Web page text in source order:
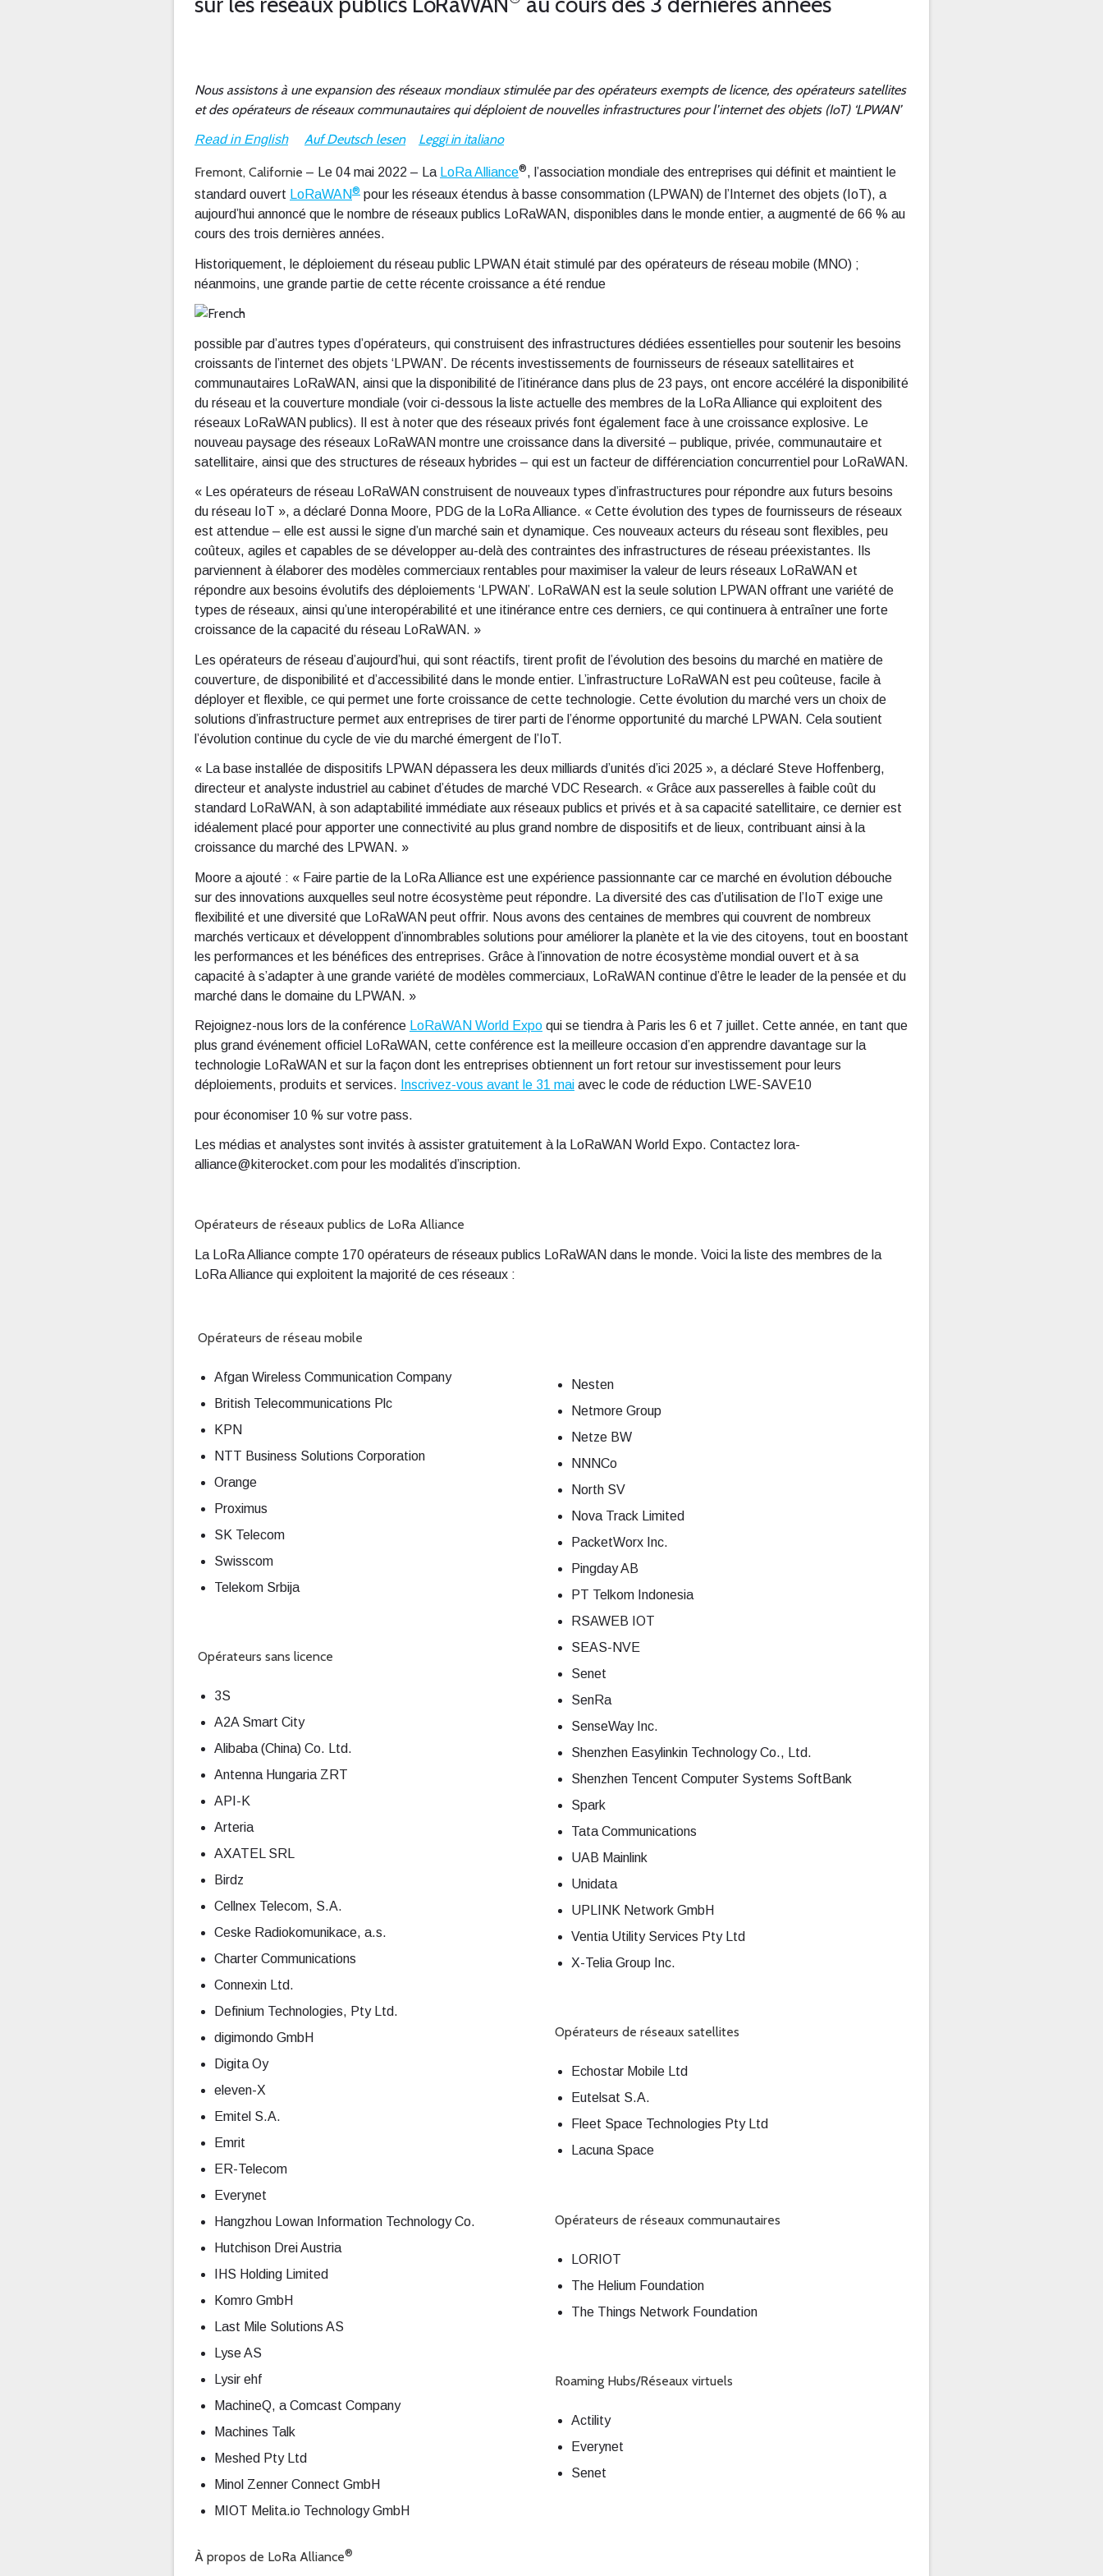
Nous assistons à une expansion des réseaux mondiaux stimulée par des opérateurs exempts de licence, des opérateurs satellites
et des opérateurs de réseaux communautaires qui déploient de nouvelles infrastructures pour l’internet des objets (IoT) ‘LPWAN’
Read in English Auf Deutsch lesen Leggiin italiano
Fremont, Californie – Le 04 mai 2022 – La LoRa Alliance®, l’association mondiale des entreprises qui définit et maintient le
standard ouvert LoRaWAN® pour les réseaux étendus à basse consommation (LPWAN) de l’Internet des objets (IoT), a
aujourd’hui annoncé que le nombre de réseaux publics LoRaWAN, disponibles dans le monde entier, a augmenté de 66 % au
cours des trois dernières années.
Historiquement, le déploiement du réseau public LPWAN était stimulé par des opérateurs de réseau mobile (MNO) ;
néanmoins, une grande partie de cette récente croissance a été rendue
possible par d’autres types d’opérateurs, qui construisent des infrastructures dédiées essentielles pour soutenir les besoins
croissants de l’internet des objets ‘LPWAN’. De récents investissements de fournisseurs de réseaux satellitaires et
communautaires LoRaWAN, ainsi que la disponibilité de l’itinérance dans plus de 23 pays, ont encore accéléré la disponibilité
du réseau et la couverture mondiale (voir ci-dessous la liste actuelle des membres de la LoRa Alliance qui exploitent des
réseaux LoRaWAN publics). Il est à noter que des réseaux privés font également face à une croissance explosive. Le
nouveau paysage des réseaux LoRaWAN montre une croissance dans la diversité – publique, privée, communautaire et
satellitaire, ainsi que des structures de réseaux hybrides – qui est un facteur de différenciation concurrentiel pour LoRaWAN.
« Les opérateurs de réseau LoRaWAN construisent de nouveaux types d’infrastructures pour répondre aux futurs besoins
du réseau IoT », a déclaré Donna Moore, PDG de la LoRa Alliance. « Cette évolution des types de fournisseurs de réseaux
est attendue – elle est aussi le signe d’un marché sain et dynamique. Ces nouveaux acteurs du réseau sont flexibles, peu
coûteux, agiles et capables de se développer au-delà des contraintes des infrastructures de réseau préexistantes. Ils
parviennent à élaborer des modèles commerciaux rentables pour maximiser la valeur de leurs réseaux LoRaWAN et
répondre aux besoins évolutifs des déploiements ‘LPWAN’. LoRaWAN est la seule solution LPWAN offrant une variété de
types de réseaux, ainsi qu’une interopérabilité et une itinérance entre ces derniers, ce qui continuera à entraîner une forte
croissance de la capacité du réseau LoRaWAN. »
Les opérateurs de réseau d’aujourd’hui, qui sont réactifs, tirent profit de l’évolution des besoins du marché en matière de
couverture, de disponibilité et d’accessibilité dans le monde entier. L’infrastructure LoRaWAN est peu coûteuse, facile à
déployer et flexible, ce qui permet une forte croissance de cette technologie. Cette évolution du marché vers un choix de
solutions d’infrastructure permet aux entreprises de tirer parti de l’énorme opportunité du marché LPWAN. Cela soutient
l’évolution continue du cycle de vie du marché émergent de l’IoT.
« La base installée de dispositifs LPWAN dépassera les deux milliards d’unités d’ici 2025 », a déclaré Steve Hoffenberg,
directeur et analyste industriel au cabinet d’études de marché VDC Research. « Grâce aux passerelles à faible coût du
standard LoRaWAN, à son adaptabilité immédiate aux réseaux publics et privés et à sa capacité satellitaire, ce dernier est
idéalement placé pour apporter une connectivité au plus grand nombre de dispositifs et de lieux, contribuant ainsi à la
croissance du marché des LPWAN. »
Moore a ajouté : « Faire partie de la LoRa Alliance est une expérience passionnante car ce marché en évolution débouche
sur des innovations auxquelles seul notre écosystème peut répondre. La diversité des cas d’utilisation de l’IoT exige une
flexibilité et une diversité que LoRaWAN peut offrir. Nous avons des centaines de membres qui couvrent de nombreux
marchés verticaux et développent d’innombrables solutions pour améliorer la planète et la vie des citoyens, tout en boostant
les performances et les bénéfices des entreprises. Grâce à l’innovation de notre écosystème mondial ouvert et à sa
capacité à s’adapter à une grande variété de modèles commerciaux, LoRaWAN continue d’être le leader de la pensée et du
marché dans le domaine du LPWAN. »
Rejoignez-nous lors de la conférence LoRaWAN World Expo qui se tiendra à Paris les 6 et 7 juillet. Cette année, en tant que
plus grand événement officiel LoRaWAN, cette conférence est la meilleure occasion d’en apprendre davantage sur la
technologie LoRaWAN et sur la façon dont les entreprises obtiennent un fort retour sur investissement pour leurs
déploiements, produits et services. Inscrivez-vous avant le 31 mai avec le code de réduction LWE-SAVE10
pour économiser 10 % sur votre pass.
Les médias et analystes sont invités à assister gratuitement à la LoRaWAN World Expo. Contactez lora-
alliance@kiterocket.com pour les modalités d’inscription.
Opérateurs de réseaux publics de LoRa Alliance
La LoRa Alliance compte 170 opérateurs de réseaux publics LoRaWAN dans le monde. Voici la liste des membres de la
LoRa Alliance qui exploitent la majorité de ces réseaux :
Opérateurs de réseau mobile
Afgan Wireless Communication Company
British Telecommunications Plc
KPN
NTT Business Solutions Corporation
Orange
Proximus
SK Telecom
Swisscom
Telekom Srbija
Opérateurs sans licence
3S
A2A Smart City
Alibaba (China) Co. Ltd.
Antenna Hungaria ZRT
API-K
Arteria
AXATEL SRL
Birdz
Cellnex Telecom, S.A.
Ceske Radiokomunikace, a.s.
Charter Communications
Connexin Ltd.
Definium Technologies, Pty Ltd.
digimondo GmbH
Digita Oy
eleven-X
Emitel S.A.
Emrit
ER-Telecom
Everynet
Hangzhou Lowan Information Technology Co.
Hutchison Drei Austria
IHS Holding Limited
Komro GmbH
Last Mile Solutions AS
Lyse AS
Lysir ehf
MachineQ, a Comcast Company
Machines Talk
Meshed Pty Ltd
Minol Zenner Connect GmbH
MIOT Melita.io Technology GmbH
Nesten
Netmore Group
Netze BW
NNNCo
North SV
Nova Track Limited
PacketWorx Inc.
Pingday AB
PT Telkom Indonesia
RSAWEB IOT
SEAS-NVE
Senet
SenRa
SenseWay Inc.
Shenzhen Easylinkin Technology Co., Ltd.
Shenzhen Tencent Computer Systems SoftBank
Spark
Tata Communications
UAB Mainlink
Unidata
UPLINK Network GmbH
Ventia Utility Services Pty Ltd
X-Telia Group Inc.
Opérateurs de réseaux satellites
Echostar Mobile Ltd
Eutelsat S.A.
Fleet Space Technologies Pty Ltd
Lacuna Space
Opérateurs de réseaux communautaires
LORIOT
The Helium Foundation
The Things Network Foundation
Roaming Hubs/Réseaux virtuels
Actility
Everynet
Senet
À propos de LoRa Alliance®